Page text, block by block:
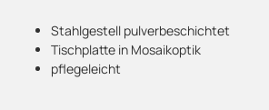
Stahlgestell pulverbeschichtet
Tischplatte in Mosaikoptik
pflegeleicht